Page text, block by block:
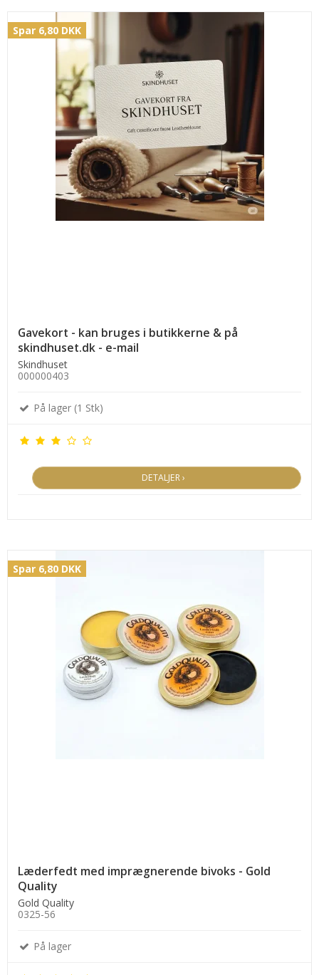
Spar 6,80 DKK
Gavekort - kan bruges i butikkerne & på
skindhuset.dk - e-mail
Skindhuset
000000403
På lager (1 Stk)
DETALJER ›
Spar 6,80 DKK
Læderfedt med imprægnerende bivoks - Gold
Quality
Gold Quality
0325-56
På lager